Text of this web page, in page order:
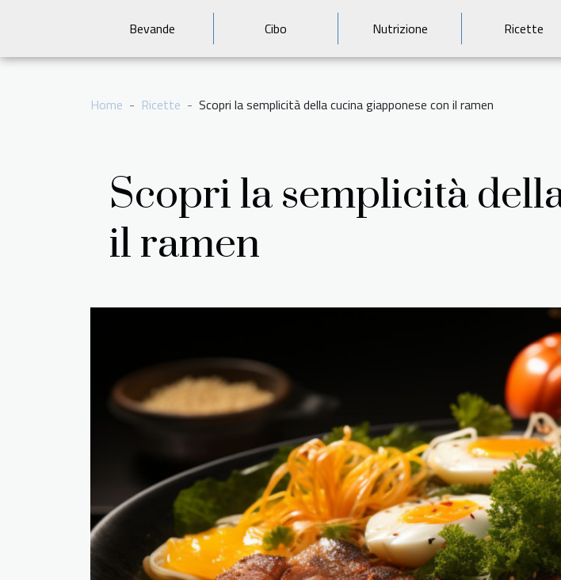
Bevande Cibo Nutrizione Ricette
Home Ricette Scopri la semplicità della cucina giapponese con il ramen
Scopri la semplicità
il ramen